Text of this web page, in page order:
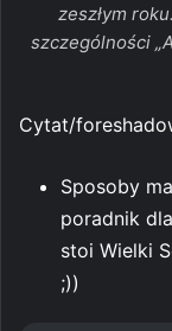
zeszłym
szczególności
Cytat/
Sposoby
poradnik
stoi Wielki
;))